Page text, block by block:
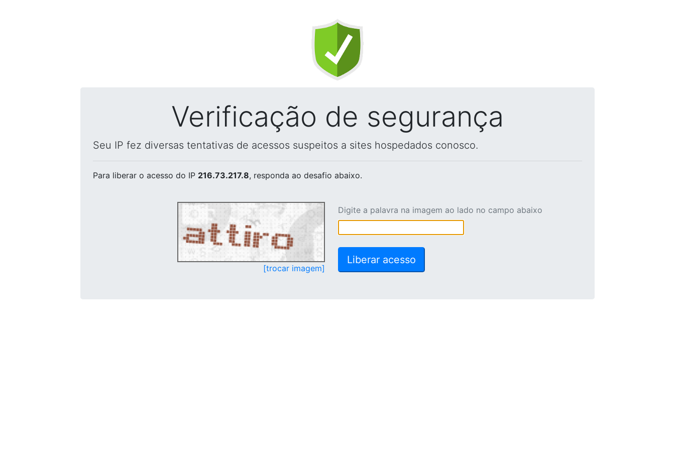
Verificação de segurança
Seu IP fez diversas tentativas de acessos suspeitos a sites hospedados conosco.
Para liberar o acesso do IP 216.73.217.8, responda ao desafio abaixo.
[trocar imagem]
Digite a palavra na imagem ao lado no campo abaixo